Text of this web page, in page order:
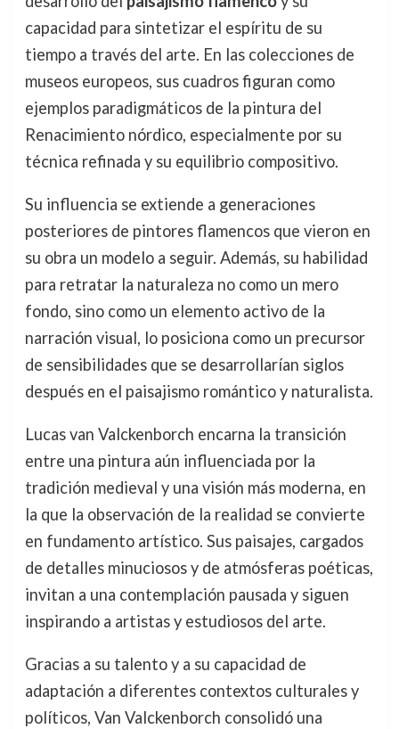
capacidad para sintetizar el espíritu de su
tiempo a través del arte. En las colecciones de
museos europeos, sus cuadros figuran como
ejemplos paradigmáticos de la pintura del
Renacimiento nórdico, especialmente por su
técnica refinada y su equilibrio compositivo.
Su influencia se extiende a generaciones
posteriores de pintores flamencos que vieron en
su obra un modelo a seguir. Además, su habilidad
para retratar la naturaleza no como un mero
fondo, sino como un elemento activo de la
narración visual, lo posiciona como un precursor
de sensibilidades que se desarrollarían siglos
después en el paisajismo romántico y naturalista.
Lucas van Valckenborch encarna la transición
entre una pintura aún influenciada por la
tradición medieval y una visión más moderna, en
la que la observación de la realidad se convierte
en fundamento artístico. Sus paisajes, cargados
de detalles minuciosos y de atmósferas poéticas,
invitan a una contemplación pausada y siguen
inspirando a artistas y estudiosos del arte.
Gracias a su talento y a su capacidad de
adaptación a diferentes contextos culturales y
políticos, Van Valckenborch consolidó una